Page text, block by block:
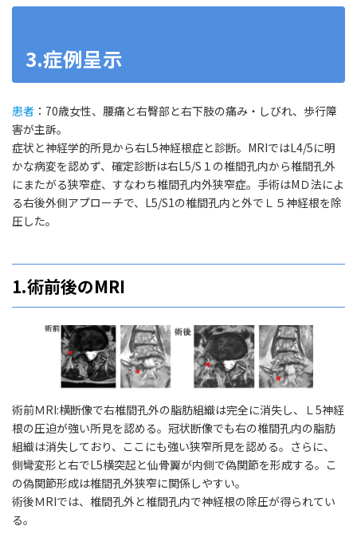
3.症例呈示
患者 ：70歳女性、腰痛と右臀部と右下肢の痛み・しびれ、歩行障
害が主訴。
症状と神経学的所見から右L5神経根症と診断。MRIではL4/5に明
かな病変を認めず、確定診断は右L5/S１の椎間孔内から椎間孔外
にまたがる狭窄症、すなわち椎間孔内外狭窄症。手術はMＤ法によ
る右後外側アプローチで、L5/S1の椎間孔内と外でＬ５神経根を除
圧した。
1.術前後のMRI
術前ＭRI:横断像で右椎間孔外の脂肪組織は完全に消失し、Ｌ5神経
根の圧迫が強い所見を認める。冠状断像でも右の椎間孔内の脂肪
組織は消失しており、ここにも強い狭窄所見を認める。さらに、
側彎変形と右でL5横突起と仙骨翼が内側で偽関節を形成する。こ
の偽関節形成は椎間孔外狭窄に関係しやすい。
術後ＭRIでは、椎間孔外と椎間孔内で神経根の除圧が得られてい
る。